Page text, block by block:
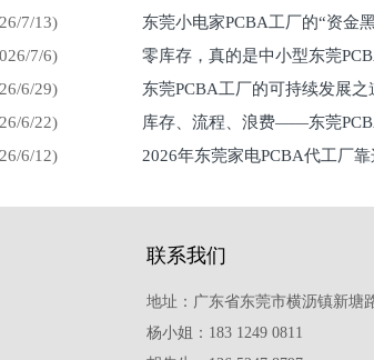
7/13)
东莞小电家PCBA工厂的“资金
紧？
7/6)
零库存，真的是中小型东莞
6/29)
东莞PCBA工厂的可持续发展
6/22)
库存、流程、浪费——东莞
6/12)
2026年东莞家电PCBA代工厂
联系我们
地址：广东省东莞市横沥镇新塘
杨小姐：183 1249 0811